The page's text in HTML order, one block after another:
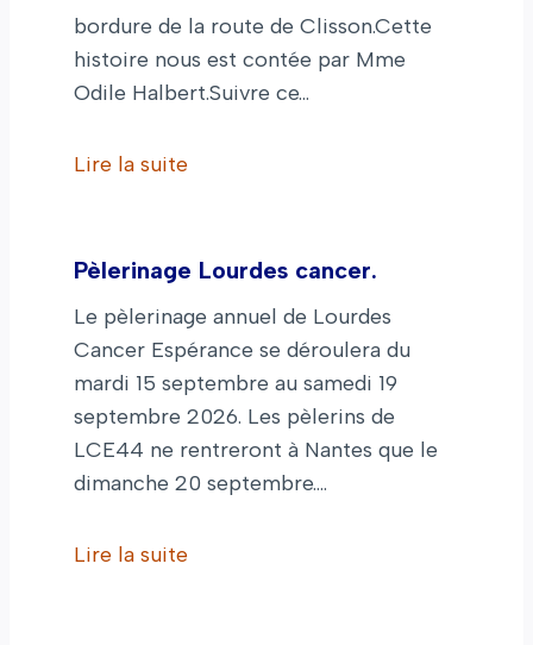
bordure de la route de Clisson.Cette
histoire nous est contée par Mme
Odile Halbert.Suivre ce…
Lire la suite
Pèlerinage Lourdes cancer.
Le pèlerinage annuel de Lourdes
Cancer Espérance se déroulera du
mardi 15 septembre au samedi 19
septembre 2026. Les pèlerins de
LCE44 ne rentreront à Nantes que le
dimanche 20 septembre.…
Lire la suite